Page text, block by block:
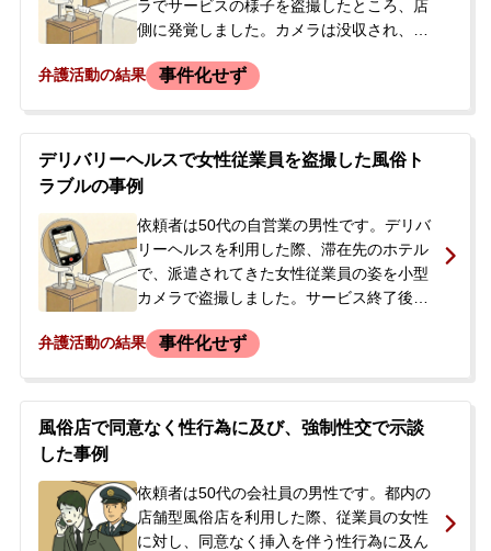
ラでサービスの様子を盗撮したところ、店
側に発覚しました。カメラは没収され、店
絡先に連絡するよう言われました。依頼者
請求されたため、どう対応すべきか困り、
当事務所へ相談に来られました。
弁護活動の結果 事件化せず
デリバリーヘルスで女性従業員を盗撮した風俗ト
ラブルの事例
依頼者は50代の自営業の男性です。デリバ
リーヘルスを利用した際、滞在先のホテル
で、派遣されてきた女性従業員の姿を小型
カメラで盗撮しました。サービス終了後、
を認めて謝罪しました。その場で誠意とし
た。しかし、翌日になって店から「女性が
警察に訴えると言っている」という趣旨の
知りました。今後どうなるのか強い不安を
感じ、当事務所に来所相談されました。相
談の最中にも店から連絡が入るなど緊迫し
弁護活動の結果 事件化せず
風俗店で同意なく性行為に及び、強制性交で示談
した事例
依頼者は50代の会社員の男性です。都内の
店舗型風俗店を利用した際、従業員の女性
に対し、同意なく挿入を伴う性行為に及ん